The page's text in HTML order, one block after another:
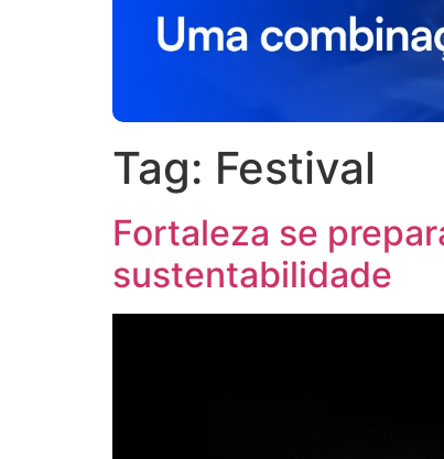
Tag: Festival
Fortaleza se
sustentabilidade